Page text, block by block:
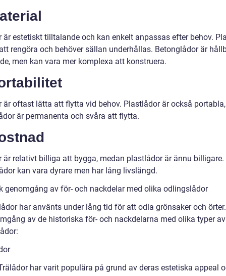
är estetiskt tilltalande och kan enkelt anpassas efter behov.
rengöra och behöver sällan underhållas. Betonglådor är
men kan vara mer komplexa att konstruera.
är oftast lätta att flytta vid behov. Plastlådor är också
är permanenta och svåra att flytta.
är relativt billiga att bygga, medan plastlådor är ännu billigare.
kan vara dyrare men har lång livslängd.
genomgång av för- och nackdelar med olika odlingslådor
har använts under lång tid för att odla grönsaker och
av de historiska för- och nackdelarna med olika typer av
har varit populära på grund av deras estetiska appeal